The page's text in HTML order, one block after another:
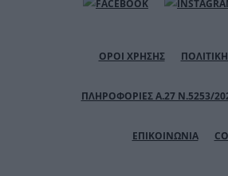
ΟΡΟΙ ΧΡΗΣΗΣ
ΠΛΗΡΟΦΟΡΙΕΣ Α.27 Ν.5253/
ΕΠΙΚΟΙΝΩΝΙΑ